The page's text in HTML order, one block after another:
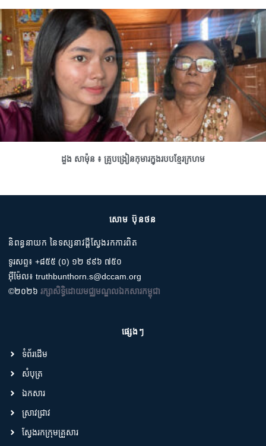
ដួង សាម៉ុន ៖ គ្រូបង្រៀនកុមារក្នុងរបបខ្មែរក្រហម
សោម ប៊ុនថន
និពន្ធនាយក នៃទស្សនាវដ្តីស្វែងរកការពិត
ទូរសព្ទ៖ +៨៥៥ (០) ១២ ៩៩៦ ៧៥០
អ៊ីម៉ែល៖ truthbunthorn.s@dccam.org
©២០២៦ រក្សាសិទ្ធិដោយមជ្ឈមណ្ឌលឯកសារកម្ពុជា
ផ្សេងៗ
ទំព័រដើម
សំបុត្រ
ឯកសារ
ស្រាវជ្រាវ
ស្វែងរកក្រុមគ្រួសារ